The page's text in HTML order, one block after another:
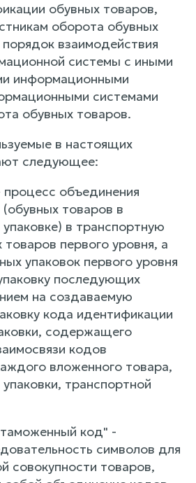
обувных товаров,
оборота обувных
взаимодействия
системы с иными
информационными
системами
обувных товаров.
в настоящих
следующее:
процесс объединения
товаров в
в транспортную
товаров первого уровня, а
упаковок первого уровня
последующих
на создаваемую
кода идентификации
содержащего
кодов
вложенного товара,
транспортной
код" -
символов для
совокупности товаров,